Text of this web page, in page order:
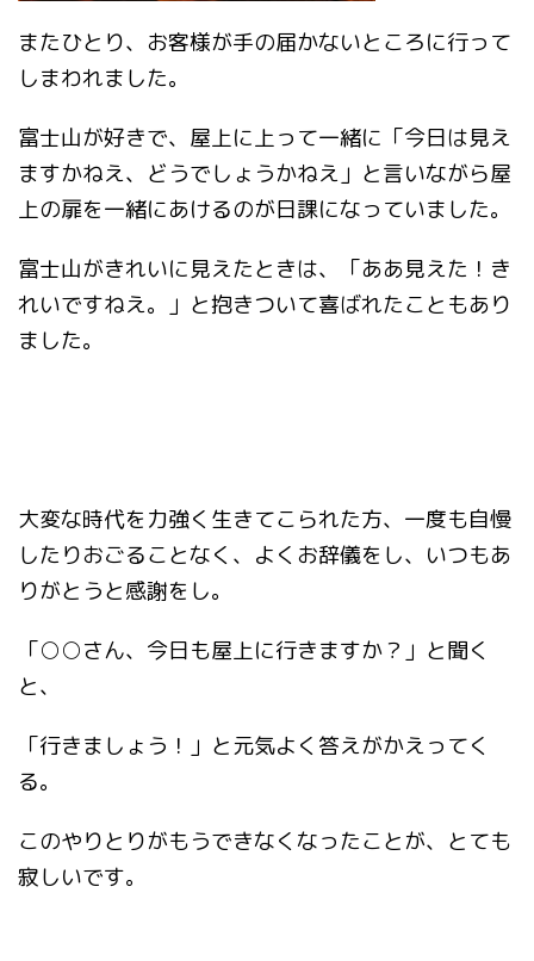
またひとり、お客様が手の届かないところに行って
しまわれました。
富士山が好きで、屋上に上って一緒に「今日は見え
ますかねえ、どうでしょうかねえ」と言いながら屋
上の扉を一緒にあけるのが日課になっていました。
富士山がきれいに見えたときは、「ああ見えた！き
れいですねえ。」と抱きついて喜ばれたこともあり
ました。
大変な時代を力強く生きてこられた方、一度も自慢
したりおごることなく、よくお辞儀をし、いつもあ
りがとうと感謝をし。
「○○さん、今日も屋上に行きますか？」と聞く
と、
「行きましょう！」と元気よく答えがかえってく
る。
このやりとりがもうできなくなったことが、とても
寂しいです。